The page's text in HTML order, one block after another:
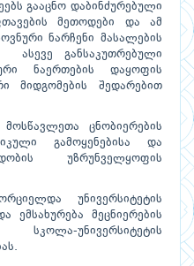
გააცნო დაბინძურებული
მეთოდები და ამ
ნარჩენი მასალების
ასევე განსაკუთრებული
ნაერთების დაყოფის
მიდგომების შედარებით
ცნობიერების
გამოყენებისა და
უზრუნველყოფის
უნივერსიტეტის
ემსახურება მეცნიერების
უნივერსიტეტის